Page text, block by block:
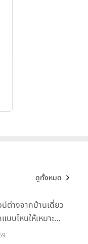
ดูทั้งหมด
ต่างจากบ้านเดี่ยว
บบไหนให้เหมาะ
ละอนาคตของ